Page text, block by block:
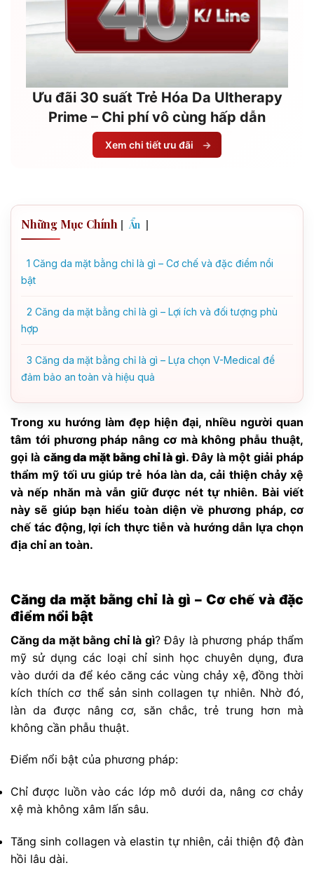
Ưu đãi 30 suất Trẻ Hóa Da Ultherapy
Prime – Chi phí vô cùng hấp dẫn
Xem chi tiết ưu đãi →
Những Mục Chính [ Ẩn ]
1 Căng da mặt bằng chỉ là gì – Cơ chế và đặc điểm nổi
bật
2 Căng da mặt bằng chỉ là gì – Lợi ích và đối tượng phù
hợp
3 Căng da mặt bằng chỉ là gì – Lựa chọn V-Medical để
đảm bảo an toàn và hiệu quả
Trong xu hướng làm đẹp hiện đại, nhiều người quan
tâm tới phương pháp nâng cơ mà không phẫu thuật,
gọi là căng da mặt bằng chỉ là gì. Đây là một giải pháp
thẩm mỹ tối ưu giúp trẻ hóa làn da, cải thiện chảy xệ
và nếp nhăn mà vẫn giữ được nét tự nhiên. Bài viết
này sẽ giúp bạn hiểu toàn diện về phương pháp, cơ
chế tác động, lợi ích thực tiễn và hướng dẫn lựa chọn
địa chỉ an toàn.
Căng da mặt bằng chỉ là gì – Cơ chế và đặc
điểm nổi bật
Căng da mặt bằng chỉ là gì? Đây là phương pháp thẩm
mỹ sử dụng các loại chỉ sinh học chuyên dụng, đưa
vào dưới da để kéo căng các vùng chảy xệ, đồng thời
kích thích cơ thể sản sinh collagen tự nhiên. Nhờ đó,
làn da được nâng cơ, săn chắc, trẻ trung hơn mà
không cần phẫu thuật.
Điểm nổi bật của phương pháp:
Chỉ được luồn vào các lớp mô dưới da, nâng cơ chảy
xệ mà không xâm lấn sâu.
Tăng sinh collagen và elastin tự nhiên, cải thiện độ đàn
hồi lâu dài.